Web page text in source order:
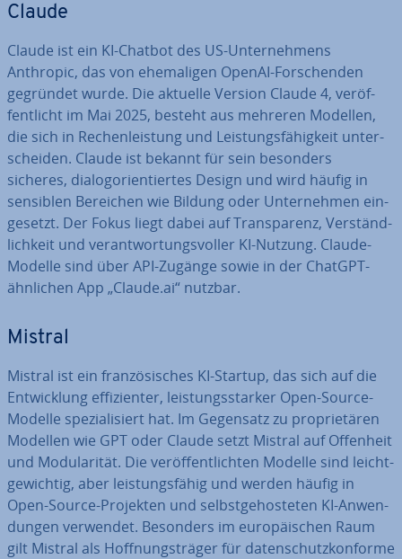
Claude
Claude ist ein KI-Chatbot des US-Un­ter­neh­mens
Anthropic, das von ehe­ma­li­gen OpenAI-For­schen­den
gegründet wurde. Die aktuelle Version Claude 4, ver­öf­
fent­licht im Mai 2025, besteht aus mehreren Modellen,
die sich in Re­chen­leis­tung und Leis­tungs­fä­hig­keit un­ter­
schei­den. Claude ist bekannt für sein besonders
sicheres, dia­log­ori­en­tier­tes Design und wird häufig in
sensiblen Bereichen wie Bildung oder Un­ter­neh­men ein­
ge­setzt. Der Fokus liegt dabei auf Trans­pa­renz, Ver­ständ­
lich­keit und ver­ant­wor­tungs­vol­ler KI-Nutzung. Claude-
Modelle sind über API-Zugänge sowie in der ChatGPT-
ähnlichen App „Claude.ai“ nutzbar.
Mistral
Mistral ist ein fran­zö­si­sches KI-Startup, das sich auf die
Ent­wick­lung ef­fi­zi­en­ter, leis­tungs­star­ker Open-Source-
Modelle spe­zia­li­siert hat. Im Gegensatz zu pro­prie­tä­ren
Modellen wie GPT oder Claude setzt Mistral auf Offenheit
und Mo­du­la­ri­tät. Die ver­öf­fent­lich­ten Modelle sind leicht­
ge­wich­tig, aber leis­tungs­fä­hig und werden häufig in
Open-Source-Projekten und selbst­ge­hos­te­ten KI-An­wen­
dun­gen verwendet. Besonders im eu­ro­päi­schen Raum
gilt Mistral als Hoff­nungs­trä­ger für da­ten­schutz­kon­for­me